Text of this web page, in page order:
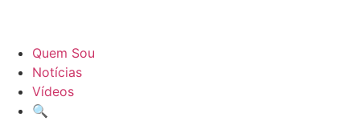
Quem Sou
Notícias
Vídeos
🔍